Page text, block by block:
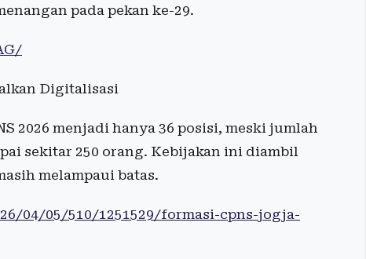
pada pekan ke-29.
Digitalisasi
2026 menjadi hanya 36 posisi, meski jumlah
sekitar 250 orang. Kebijakan ini diambil
melampaui batas.
04/05/510/1251529/formasi-cpns-jogja-